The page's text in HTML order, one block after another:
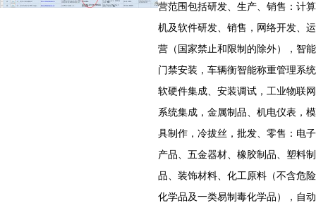
营范围包括研发、生产、销售：计算
机及软件研发、销售，网络开发、运
营（国家禁止和限制的除外），智能
门禁安装，车辆衡智能称重管理系统
软硬件集成、安装调试，工业物联网
系统集成，金属制品、机电仪表，模
具制作，冷拔丝，批发、零售：电子
产品、五金器材、橡胶制品、塑料制
品、装饰材料、化工原料（不含危险
化学品及一类易制毒化学品），自动